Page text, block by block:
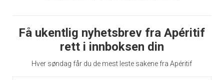
Få ukentlig nyhetsbrev fra Apéritif
rett i innboksen din
Hver søndag får du de mest leste sakene fra Apéritif